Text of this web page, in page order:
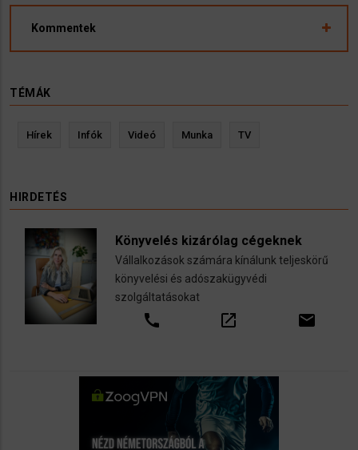
Kommentek
TÉMÁK
Hírek Infók Videó Munka TV
HIRDETÉS
Könyvelés kizárólag cégeknek
Vállalkozások számára kínálunk teljeskörű
könyvelési és adószakügyvédi
szolgáltatásokat
call open_in_new email